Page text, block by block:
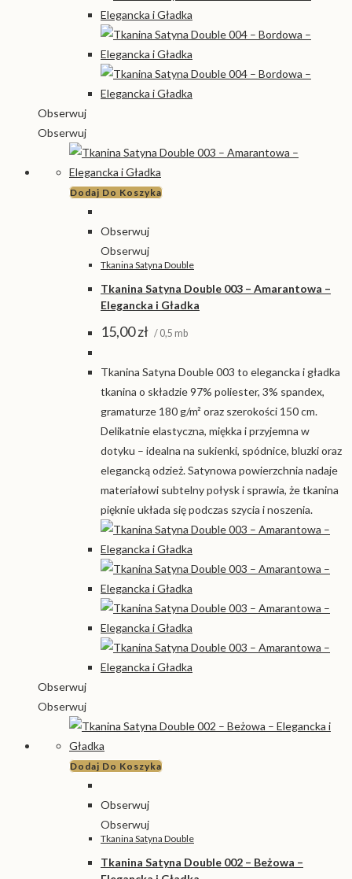
Obserwuj
Obserwuj
Dodaj Do Koszyka
Obserwuj
Obserwuj
Tkanina Satyna Double
Tkanina Satyna Double 003 – Amarantowa –
Elegancka i Gładka
15,00zł / 0,5 mb
Tkanina Satyna Double 003 to elegancka i gładka
tkanina o składzie 97% poliester, 3% spandex,
gramaturze 180 g/m² oraz szerokości 150 cm.
Delikatnie elastyczna, miękka i przyjemna w
dotyku – idealna na sukienki, spódnice, bluzki oraz
elegancką odzież. Satynowa powierzchnia nadaje
materiałowi subtelny połysk i sprawia, że tkanina
pięknie układa się podczas szycia i noszenia.
Obserwuj
Obserwuj
Dodaj Do Koszyka
Obserwuj
Obserwuj
Tkanina Satyna Double
Tkanina Satyna Double 002 – Beżowa –